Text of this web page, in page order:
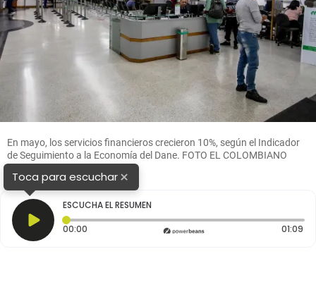
En mayo, los servicios financieros crecieron 10%, según el Indicador
de Seguimiento a la Economía del Dane. FOTO EL COLOMBIANO
Toca para escuchar×
ESCUCHA EL RESUMEN
00:00 Tiempo transcurrido: 0 segundos 01:09